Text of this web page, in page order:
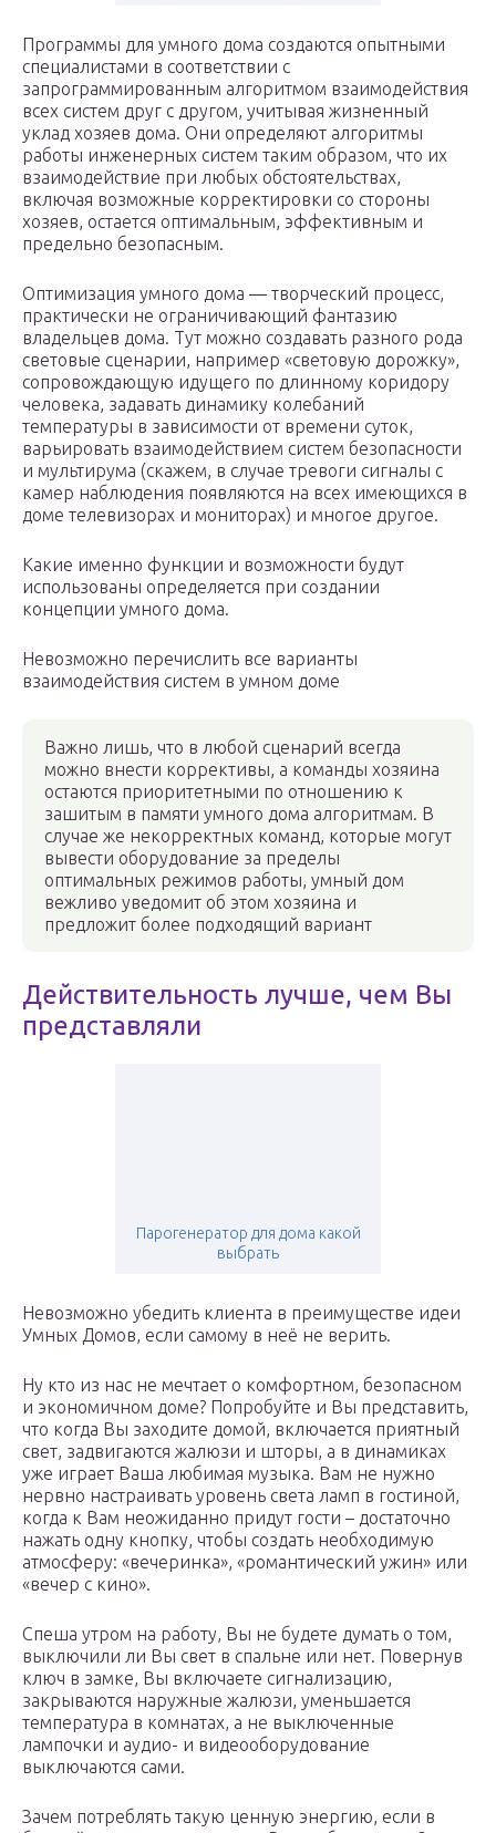
Программы для умного дома создаются опытными
специалистами в соответствии с
запрограммированным алгоритмом взаимодействия
всех систем друг с другом, учитывая жизненный
уклад хозяев дома. Они определяют алгоритмы
работы инженерных систем таким образом, что их
взаимодействие при любых обстоятельствах,
включая возможные корректировки со стороны
хозяев, остается оптимальным, эффективным и
предельно безопасным.
Оптимизация умного дома — творческий процесс,
практически не ограничивающий фантазию
владельцев дома. Тут можно создавать разного рода
световые сценарии, например «световую дорожку»,
сопровождающую идущего по длинному коридору
человека, задавать динамику колебаний
температуры в зависимости от времени суток,
варьировать взаимодействием систем безопасности
и мультирума (скажем, в случае тревоги сигналы с
камер наблюдения появляются на всех имеющихся в
доме телевизорах и мониторах) и многое другое.
Какие именно функции и возможности будут
использованы определяется при создании
концепции умного дома.
Невозможно перечислить все варианты
взаимодействия систем в умном доме
Важно лишь, что в любой сценарий всегда
можно внести коррективы, а команды хозяина
остаются приоритетными по отношению к
зашитым в памяти умного дома алгоритмам. В
случае же некорректных команд, которые могут
вывести оборудование за пределы
оптимальных режимов работы, умный дом
вежливо уведомит об этом хозяина и
предложит более подходящий вариант
Действительность лучше, чем Вы
представляли
Парогенератор для дома какой
выбрать
Невозможно убедить клиента в преимуществе идеи
Умных Домов, если самому в неё не верить.
Ну кто из нас не мечтает о комфортном, безопасном
и экономичном доме? Попробуйте и Вы представить,
что когда Вы заходите домой, включается приятный
свет, задвигаются жалюзи и шторы, а в динамиках
уже играет Ваша любимая музыка. Вам не нужно
нервно настраивать уровень света ламп в гостиной,
когда к Вам неожиданно придут гости – достаточно
нажать одну кнопку, чтобы создать необходимую
атмосферу: «вечеринка», «романтический ужин» или
«вечер с кино».
Спеша утром на работу, Вы не будете думать о том,
выключили ли Вы свет в спальне или нет. Повернув
ключ в замке, Вы включаете сигнализацию,
закрываются наружные жалюзи, уменьшается
температура в комнатах, a не выключенные
лампочки и аудио- и видеооборудование
выключаются сами.
Зачем потреблять такую ценную энергию, если в